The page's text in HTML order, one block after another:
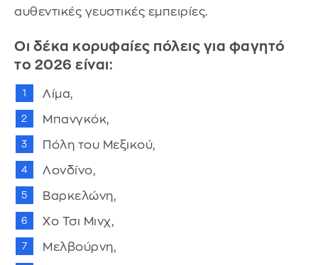
αυθεντικές γευστικές εμπειρίες.
Οι δέκα κορυφαίες πόλεις για φαγητό
το 2026 είναι:
Λίμα,
Μπανγκόκ,
Πόλη του Μεξικού,
Λονδίνο,
Βαρκελώνη,
Χο Τσι Μινχ,
Μελβούρνη,